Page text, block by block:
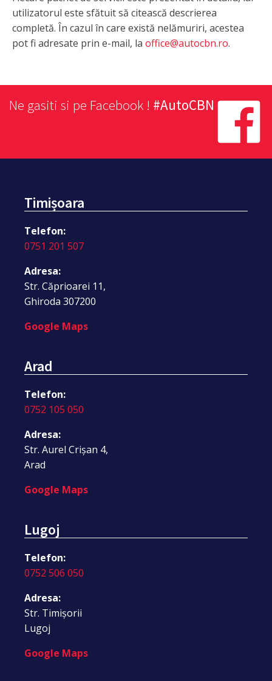
utilizatorul este sfătuit să citească descrierea
completă. În cazul în care există nelămuriri, acestea
pot fi adresate prin e-mail, la office@autocbn.ro.
Ne gasiti si pe Facebook ! #AutoCBN
Timișoara
Telefon:
0751 201 507
Adresa:
Str. Căprioarei 11,
Ghiroda 307200
Google Maps
Arad
Telefon:
0752 105 050
Adresa:
Str. Aurel Crișan 4,
Arad
Google Maps
Lugoj
Telefon:
0752 506 050
Adresa:
Str. Timișorii
Lugoj
Google Maps